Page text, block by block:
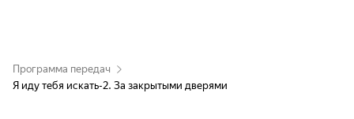
Программа передач
Я иду тебя искать-2. За закрытыми дверями